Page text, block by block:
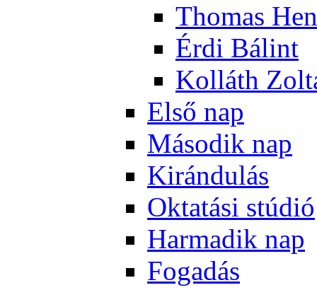
Tho­mas
Ér­di Bá­lint
Kol­láth
El­ső nap
Má­so­dik nap
Ki­rán­du­lás
Ok­ta­tá­si stú­dió
Har­ma­dik nap
Fo­ga­dás